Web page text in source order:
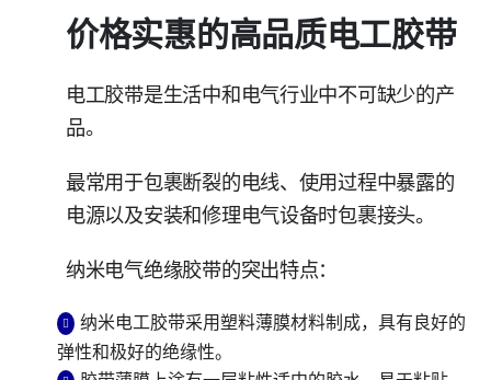
价格实惠的高品质电工胶带
电工胶带是生活中和电气行业中不可缺少的产
品。
最常用于包裹断裂的电线、使用过程中暴露的
电源以及安装和修理电气设备时包裹接头。
纳米电气绝缘胶带的突出特点：
纳米电工胶带采用塑料薄膜材料制成，具有良好的
弹性和极好的绝缘性。